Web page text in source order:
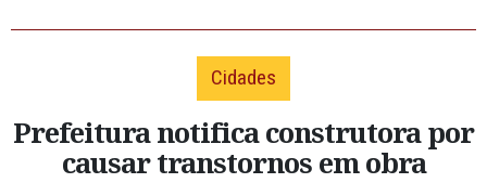
Cidades
Prefeitura notifica construtora por
causar transtornos em obra